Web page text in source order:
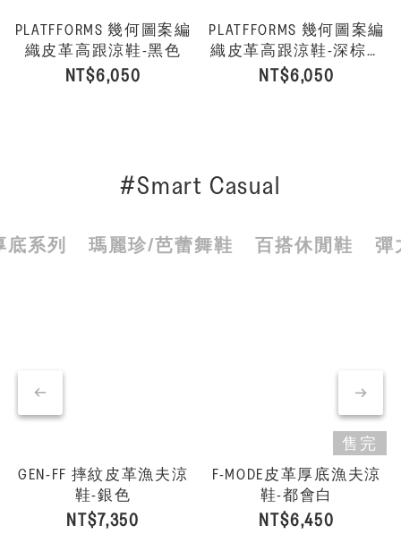
PLATFFORMS 幾何圖案編
織皮革高跟涼鞋-黑色
NT$6,050
PLATFFORMS 幾何圖案編
織皮革高跟涼鞋-深棕褐
色
NT$6,050
#Smart Casual
底系列 瑪麗珍/芭蕾舞鞋 百搭休閒鞋 彈
GEN-FF 摔紋皮革漁夫涼
鞋-銀色
NT$7,350
售完
F-MODE皮革厚底漁夫涼
鞋-都會白
NT$6,450